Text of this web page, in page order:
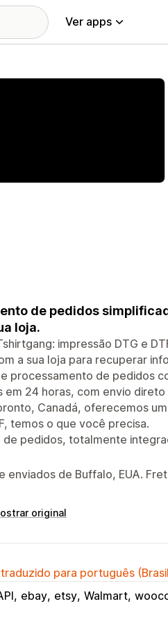
Ver apps
de pedidos
loja.
impressão DTG e
a sua loja para recuperar
processamento de pedidos
24 horas, com envio direto
Canadá, oferecemos
temos o que você precisa.
pedidos, totalmente
enviados de Buffalo, EUA.
original
para português
ebay etsy Walmart